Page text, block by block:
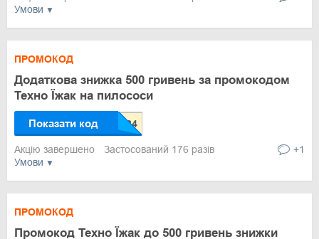
Умови
Умови
ПРОМОКОД
Додаткова знижка 500 гривень за промокодом
Техно Їжак на пилососи
Показати код
Акцію завершено Застосований 176 разів +1
ПРОМОКОД
Промокод Техно Їжак до 500 гривень знижки